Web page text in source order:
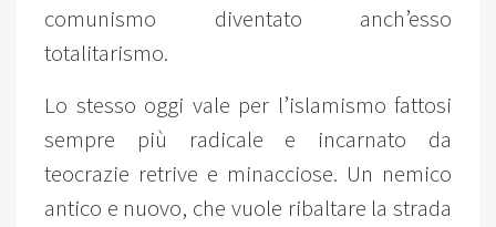
comunismo diventato anch’esso
totalitarismo.
Lo stesso oggi vale per l’islamismo fattosi
sempre più radicale e incarnato da
teocrazie retrive e minacciose. Un nemico
antico e nuovo, che vuole ribaltare la strada